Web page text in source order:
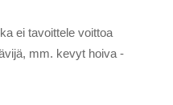
ei tavoittele voittoa
mm. kevyt hoiva -